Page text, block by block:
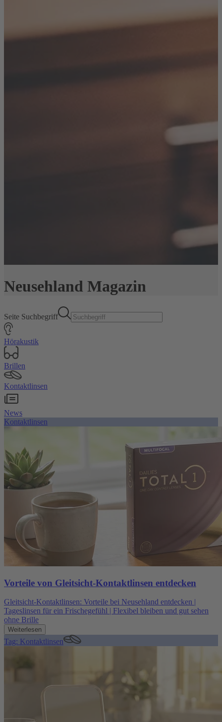
Neusehland Magazin
Seite Suchbegriff
Hörakustik
Brillen
Kontaktlinsen
News
Kontaktlinsen
Vorteile von Gleitsicht-Kontaktlinsen entdecken
Gleitsicht-Kontaktlinsen: Vorteile bei Neusehland entdecken |
Tageslinsen für ein Frischegefühl | Flexibel bleiben und gut sehen
ohne Brille
Weiterlesen
Tag: Kontaktlinsen